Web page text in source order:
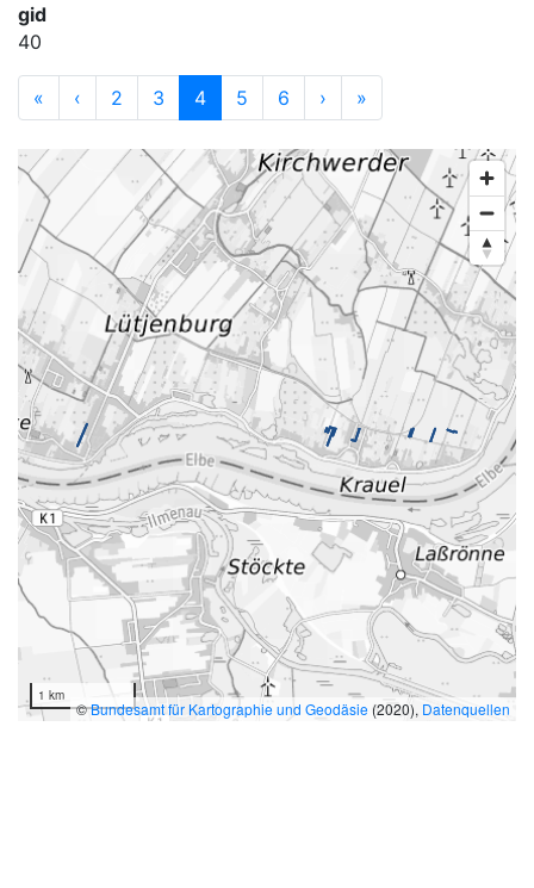
gid
40
« ‹ 2 3 4 5 6 › »
1 km
©Bundesamt für Kartographie und Geodäsie (2020), Datenquellen